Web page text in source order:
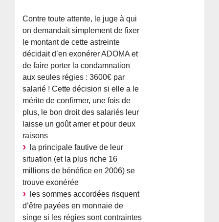
Contre toute attente, le juge à qui
on demandait simplement de fixer
le montant de cette astreinte
décidait d’en exonérer ADOMA et
de faire porter la condamnation
aux seules régies : 3600€ par
salarié ! Cette décision si elle a le
mérite de confirmer, une fois de
plus, le bon droit des salariés leur
laisse un goût amer et pour deux
raisons
la principale fautive de leur
situation (et la plus riche 16
millions de bénéfice en 2006) se
trouve exonérée
les sommes accordées risquent
d’être payées en monnaie de
singe si les régies sont contraintes